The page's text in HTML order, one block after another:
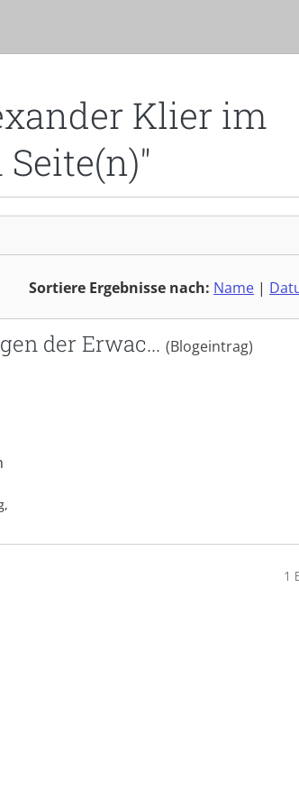
Klier im
Sortiere Ergebnisse nach: Name |
der Erwac... (Blogeintrag)
1